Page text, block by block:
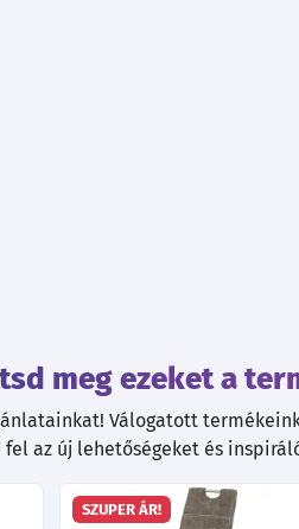
meg ezeket a
Válogatott
fel az új lehetőségeket és
SZUPER ÁR!